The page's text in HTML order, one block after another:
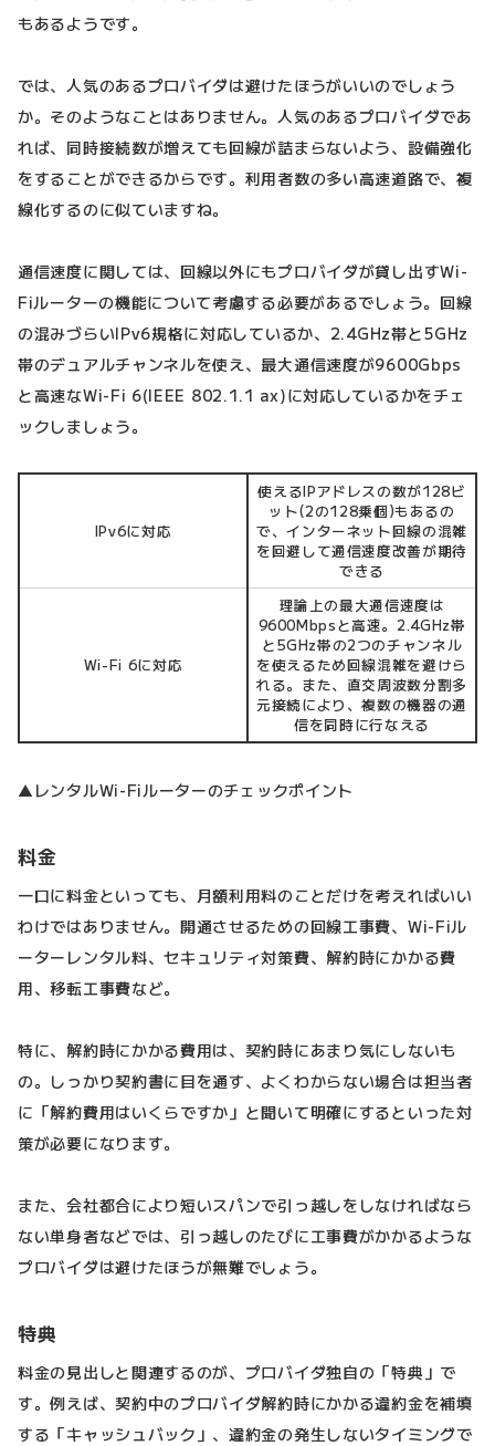
もあるようです。
では、人気のあるプロバイダは避けたほうがいいのでしょう
か。そのようなことはありません。人気のあるプロバイダであ
れば、同時接続数が増えても回線が詰まらないよう、設備強化
をすることができるからです。利用者数の多い高速道路で、複
線化するのに似ていますね。
通信速度に関しては、回線以外にもプロバイダが貸し出すWi-
Fiルーターの機能について考慮する必要があるでしょう。回線
の混みづらいIPv6規格に対応しているか、2.4GHz帯と5GHz
帯のデュアルチャンネルを使え、最大通信速度が9600Gbps
と高速なWi-Fi 6(IEEE 802.1.1 ax)に対応しているかをチェ
ックしましょう。
IPv6に対応
使えるIPアドレスの数が128ビ
ット(2の128乗個)もあるの
で、インターネット回線の混雑
を回避して通信速度改善が期待
できる
Wi-Fi 6に対応
理論上の最大通信速度は
9600Mbpsと高速。2.4GHz帯
と5GHz帯の2つのチャンネル
を使えるため回線混雑を避けら
れる。また、直交周波数分割多
元接続により、複数の機器の通
信を同時に行なえる
▲レンタルWi-Fiルーターのチェックポイント
料金
一口に料金といっても、月額利用料のことだけを考えればいい
わけではありません。開通させるための回線工事費、Wi-Fiル
ーターレンタル料、セキュリティ対策費、解約時にかかる費
用、移転工事費など。
特に、解約時にかかる費用は、契約時にあまり気にしないも
の。しっかり契約書に目を通す、よくわからない場合は担当者
に「解約費用はいくらですか」と聞いて明確にするといった対
策が必要になります。
また、会社都合により短いスパンで引っ越しをしなければなら
ない単身者などでは、引っ越しのたびに工事費がかかるような
プロバイダは避けたほうが無難でしょう。
特典
料金の見出しと関連するのが、プロバイダ独自の「特典」で
す。例えば、契約中のプロバイダ解約時にかかる違約金を補填
する「キャッシュバック」、違約金の発生しないタイミングで